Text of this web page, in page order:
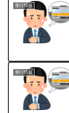
運行情報
運行情報